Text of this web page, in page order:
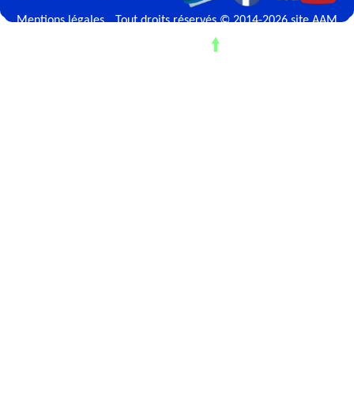
Mentions légales
Tout droits réservés © 2014-2026 site AAM